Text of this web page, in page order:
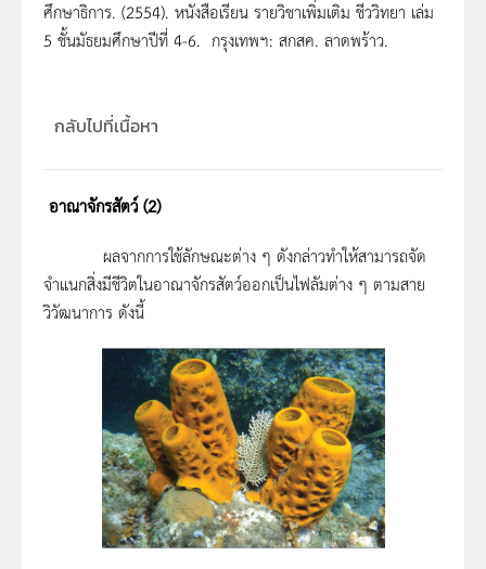
ศึกษาธิการ. (2554). หนังสือเรียน รายวิชาเพิ่มเติม ชีววิทยา เล่ม
5 ชั้นมัธยมศึกษาปีที่ 4-6. กรุงเทพฯ: สกสค. ลาดพร้าว.
กลับไปที่เนื้อหา
อาณาจักรสัตว์ (2)
ผลจากการใช้ลักษณะต่าง ๆ ดังกล่าวทำให้สามารถจัด
จำแนกสิ่งมีชีวิตในอาณาจักรสัตว์ออกเป็นไฟลัมต่าง ๆ ตามสาย
วิวัฒนาการ ดังนี้